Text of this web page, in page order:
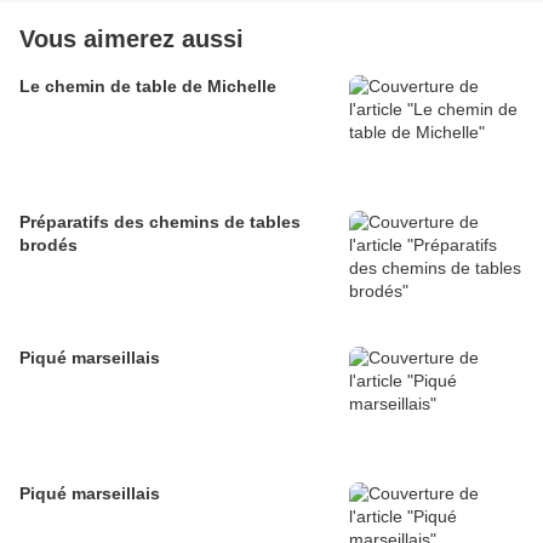
Vous aimerez aussi
Le chemin de table de Michelle
Préparatifs des chemins de tables
brodés
Piqué marseillais
Piqué marseillais